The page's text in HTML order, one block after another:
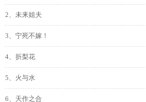
2、未来姐夫
3、宁死不嫁！
4、折梨花
5、火与水
6、天作之合